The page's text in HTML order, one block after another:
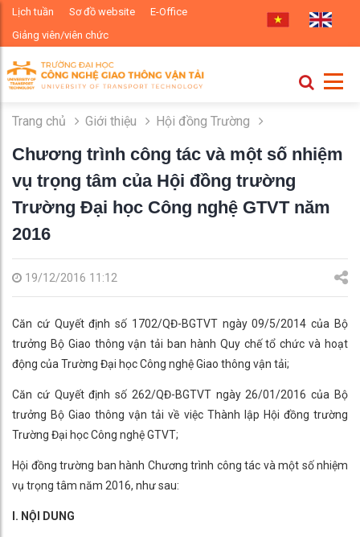
Lịch tuần Sơ đồ website
E-Office
Giảng viên/viên chức
Trang chủ Giới thiệu Hội đồng Trường
Chương trình công tác và một số nhiệm
vụ trọng tâm của Hội đồng trường
Trường Đại học Công nghệ GTVT năm
2016
19/12/2016 11:12
Căn cứ Quyết định số 1702/QĐ-BGTVT ngày 09/5/2014 của Bộ
trưởng Bộ Giao thông vận tải ban hành Quy chế tổ chức và hoạt
động của Trường Đại học Công nghệ Giao thông vận tải;
Căn cứ Quyết định số 262/QĐ-BGTVT ngày 26/01/2016 của Bộ
trưởng Bộ Giao thông vận tải về việc Thành lập Hội đồng trường
Trường Đại học Công nghệ GTVT;
Hội đồng trường ban hành Chương trình công tác và một số nhiệm
vụ trọng tâm năm 2016, như sau:
I. NỘI DUNG